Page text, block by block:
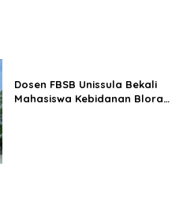
Dosen FBSB Unissula Bekali
Mahasiswa Kebidanan Blora